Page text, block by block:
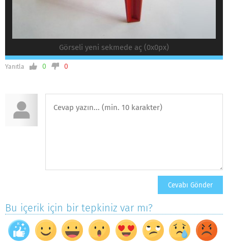
Görseli yeni sekmede aç (0x0px)
Yanıtla 0 0
Bu içerik için bir tepkiniz var mı?